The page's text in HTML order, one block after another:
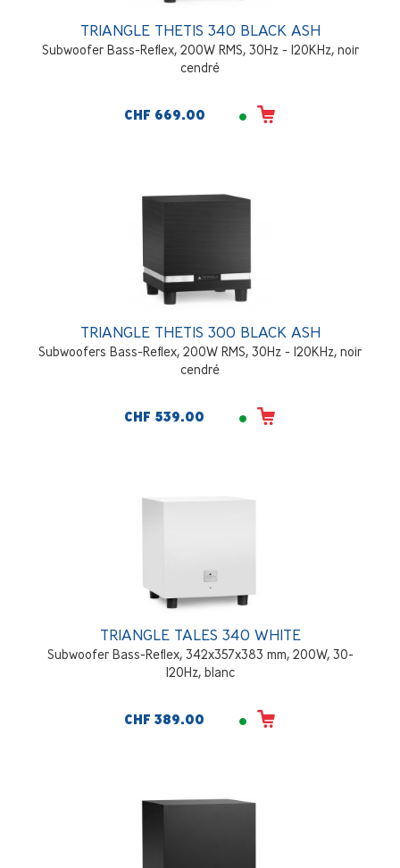
TRIANGLE THETIS 340 BLACK ASH
Subwoofer Bass-Reflex, 200W RMS, 30Hz - 120KHz, noir
cendré
CHF 669.00
TRIANGLE THETIS 300 BLACK ASH
Subwoofers Bass-Reflex, 200W RMS, 30Hz - 120KHz, noir
cendré
CHF 539.00
TRIANGLE TALES 340 WHITE
Subwoofer Bass-Reflex, 342x357x383 mm, 200W, 30-
120Hz, blanc
CHF 389.00